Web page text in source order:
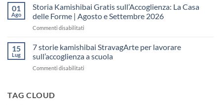
una
lezione
dell’Accoglienza:
Giorni
Kamishibai
da
sceglierle
01
Ago
Storia Kamishibai Gratis sull’Accoglienza: La Casa
delle Forme | Agosto e Settembre 2026
Commenti disabilitati
Kamishibai
sull’Accoglienza:
15
Lug
7 storie kamishibai StravagArte per lavorare
sull’accoglienza a scuola
Commenti disabilitati
TAG CLOUD